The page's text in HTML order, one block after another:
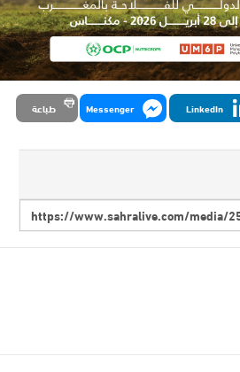
LinkedIn
Messenger طباعة